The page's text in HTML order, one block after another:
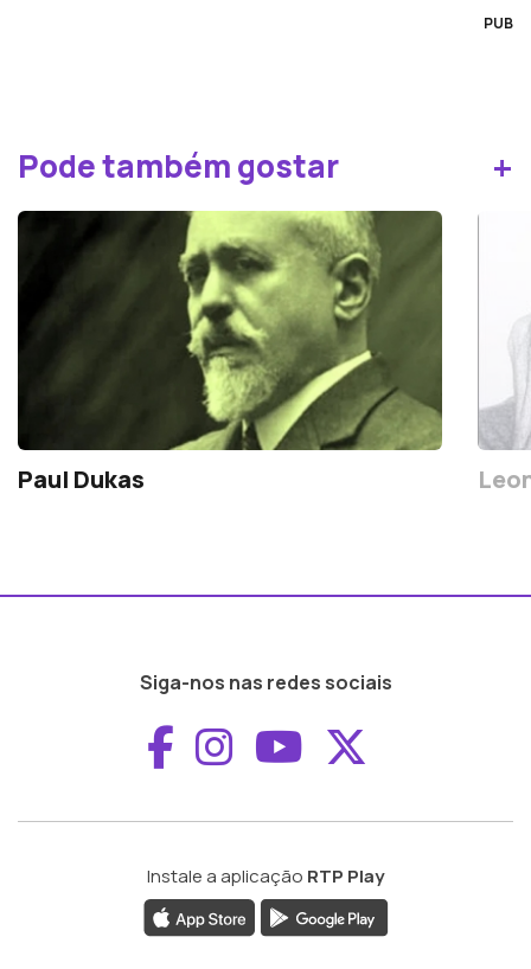
PUB
Pode também gostar +
Paul Dukas
Siga-nos nas redes sociais
Aceder ao
Aceder ao
Aceder ao
Instale a aplicação RTP Play